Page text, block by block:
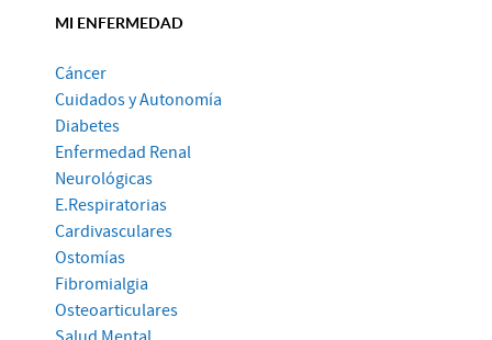
MI ENFERMEDAD
Cáncer
Cuidados y Autonomía
Diabetes
Enfermedad Renal
Neurológicas
E.Respiratorias
Cardivasculares
Ostomías
Fibromialgia
Osteoarticulares